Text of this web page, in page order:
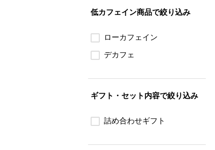
低カフェイン商品で絞り込み
ローカフェイン
デカフェ
ギフト・セット内容で絞り込み
詰め合わせギフト